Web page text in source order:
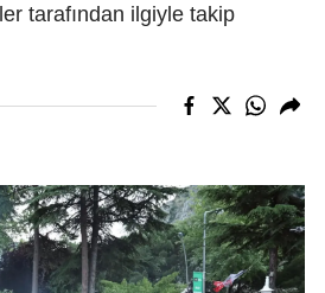
tarafından ilgiyle takip